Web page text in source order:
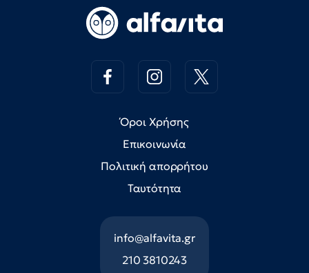
Όροι Χρήσης
Επικοινωνία
Πολιτική απορρήτου
Ταυτότητα
info@alfavita.gr
210 3810243